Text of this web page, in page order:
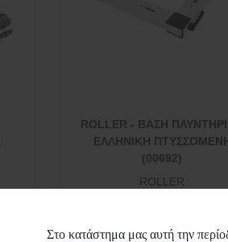
ROLLER - ΒΑΣΗ
ΕΛΛΗΝΙΚΗ
(00692)
ROLLER
Στο κατάστημα μας αυτή την